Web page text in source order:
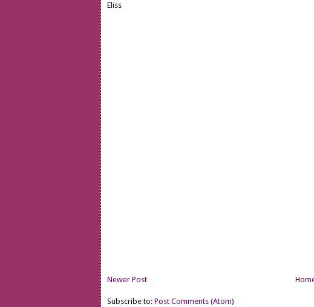
Eliss
Newer Post
Subscribe to: Post Comments (Atom)